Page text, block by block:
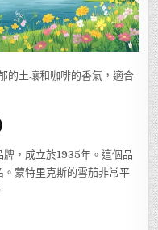
的土壤和咖啡的香氣，適合
，成立於1935年。這個品
蒙特里克斯的雪茄非常平